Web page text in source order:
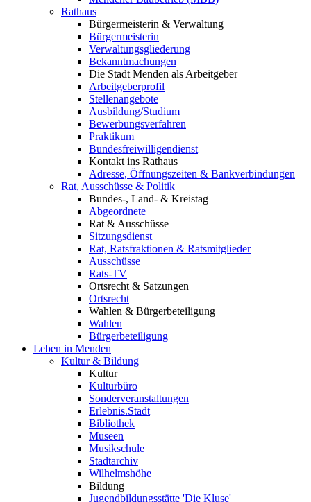
Rathaus
Bürgermeisterin & Verwaltung
Bürgermeisterin
Verwaltungsgliederung
Bekanntmachungen
Die Stadt Menden als Arbeitgeber
Arbeitgeberprofil
Stellenangebote
Ausbildung/Studium
Bewerbungsverfahren
Praktikum
Bundesfreiwilligendienst
Kontakt ins Rathaus
Adresse, Öffnungszeiten & Bankverbindungen
Rat, Ausschüsse & Politik
Bundes-, Land- & Kreistag
Abgeordnete
Rat & Ausschüsse
Sitzungsdienst
Rat, Ratsfraktionen & Ratsmitglieder
Ausschüsse
Rats-TV
Ortsrecht & Satzungen
Ortsrecht
Wahlen & Bürgerbeteiligung
Wahlen
Bürgerbeteiligung
Leben in Menden
Kultur & Bildung
Kultur
Kulturbüro
Sonderveranstaltungen
Erlebnis.Stadt
Bibliothek
Museen
Musikschule
Stadtarchiv
Wilhelmshöhe
Bildung
Jugendbildungsstätte 'Die Kluse'